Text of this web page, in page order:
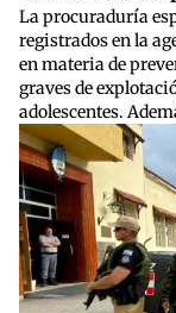
La procuraduría
registrados en la
en materia de
graves de
adolescentes.